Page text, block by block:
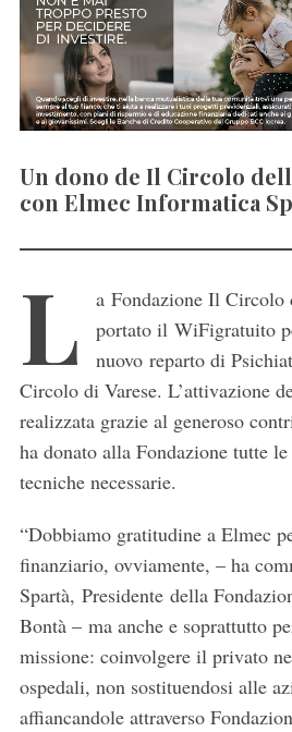
Un dono de Il Circolo
con Elmec Informatica
L
a Fondazione Il Circolo
portato il WiFigratuito
nuovo reparto di
Circolo di Varese. L’attivazione
realizzata grazie al generoso
ha donato alla Fondazione tutte
tecniche necessarie.
“Dobbiamo gratitudine a Elmec
finanziario, ovviamente, – ha
Spartà, Presidente della
Bontà – ma anche e soprattutto
missione: coinvolgere il privato
ospedali, non sostituendosi alle
affiancandole attraverso